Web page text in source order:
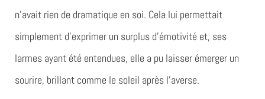
n’avait rien de dramatique en soi. Cela lui permettait
simplement d’exprimer un surplus d’émotivité et, ses
larmes ayant été entendues, elle a pu laisser émerger un
sourire, brillant comme le soleil après l’averse.